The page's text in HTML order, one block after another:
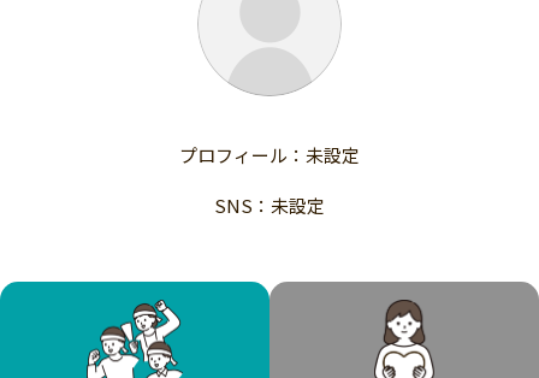
支援金額が多い
支援人数が多い
終了日が近い
国際協力
子ども・教育
フード・農業
文化
環境・エシカル
人権・マイノリティ
終了日が近い
カテゴリーからさがす
医療・福祉
子ども・教育
人権・マイノリティ
北海道 青森 岩手 宮城
秋田
福島
プロフィール：未設定
SNS：未設定